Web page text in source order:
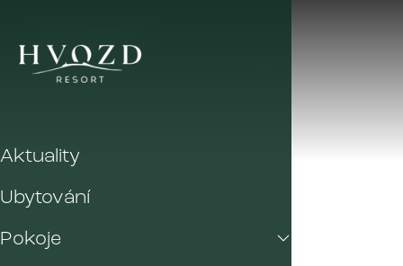
Aktuality
Ubytování
Pokoje